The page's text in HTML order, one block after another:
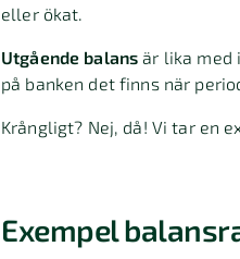
eller ökat.
Utgående balans är lika med
på banken det finns när
Krångligt? Nej, då! Vi tar en
Exempel